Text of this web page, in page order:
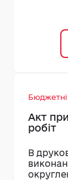
Бюджетні
Акт
робіт
В